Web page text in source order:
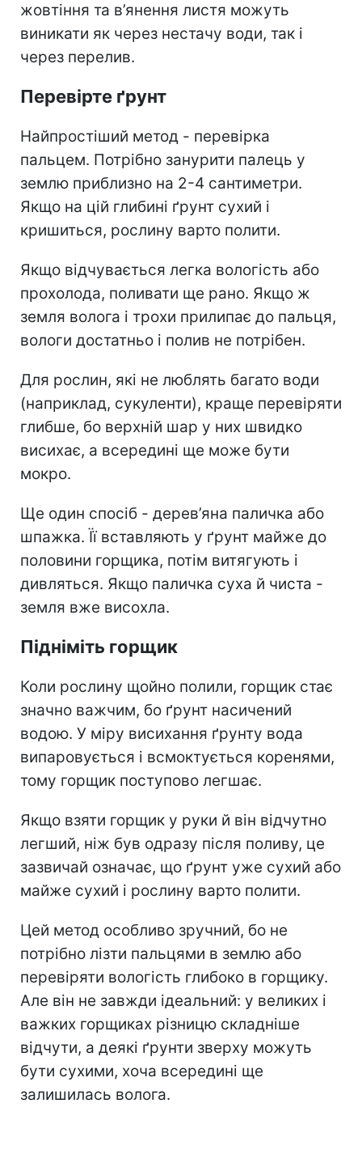
жовтіння та в’янення листя можуть
виникати як через нестачу води, так і
через перелив.
Перевірте ґрунт
Найпростіший метод - перевірка
пальцем. Потрібно занурити палець у
землю приблизно на 2-4 сантиметри.
Якщо на цій глибині ґрунт сухий і
кришиться, рослину варто полити.
Якщо відчувається легка вологість або
прохолода, поливати ще рано. Якщо ж
земля волога і трохи прилипає до пальця,
вологи достатньо і полив не потрібен.
Для рослин, які не люблять багато води
(наприклад, сукуленти), краще перевіряти
глибше, бо верхній шар у них швидко
висихає, а всередині ще може бути
мокро.
Ще один спосіб - дерев’яна паличка або
шпажка. Її вставляють у ґрунт майже до
половини горщика, потім витягують і
дивляться. Якщо паличка суха й чиста -
земля вже висохла.
Підніміть горщик
Коли рослину щойно полили, горщик стає
значно важчим, бо ґрунт насичений
водою. У міру висихання ґрунту вода
випаровується і всмоктується коренями,
тому горщик поступово легшає.
Якщо взяти горщик у руки й він відчутно
легший, ніж був одразу після поливу, це
зазвичай означає, що ґрунт уже сухий або
майже сухий і рослину варто полити.
Цей метод особливо зручний, бо не
потрібно лізти пальцями в землю або
перевіряти вологість глибоко в горщику.
Але він не завжди ідеальний: у великих і
важких горщиках різницю складніше
відчути, а деякі ґрунти зверху можуть
бути сухими, хоча всередині ще
залишилась волога.